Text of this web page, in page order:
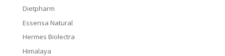
Dietpharm
Essensa Natural
Hermes Biolectra
Himalaya